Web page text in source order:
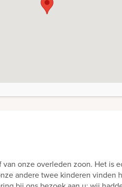
onze overleden zoon. Het is
andere twee kinderen vinden